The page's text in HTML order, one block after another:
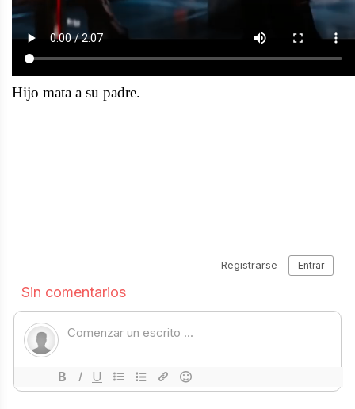
Hijo mata a su padre.